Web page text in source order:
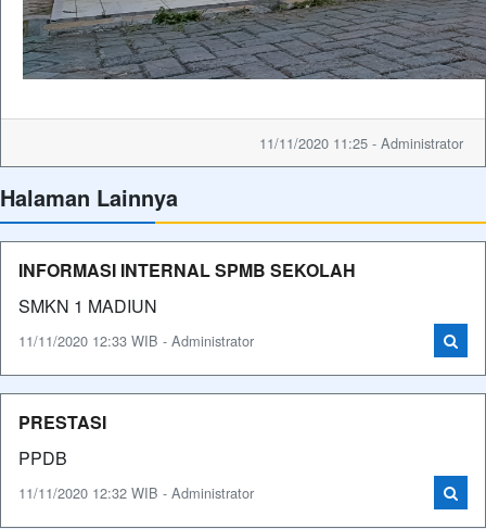
11/11/2020 11:25 - Administrator
Halaman Lainnya
INFORMASI INTERNAL SPMB SEKOLAH
SMKN 1 MADIUN
11/11/2020 12:33 WIB - Administrator
PRESTASI
PPDB
11/11/2020 12:32 WIB - Administrator